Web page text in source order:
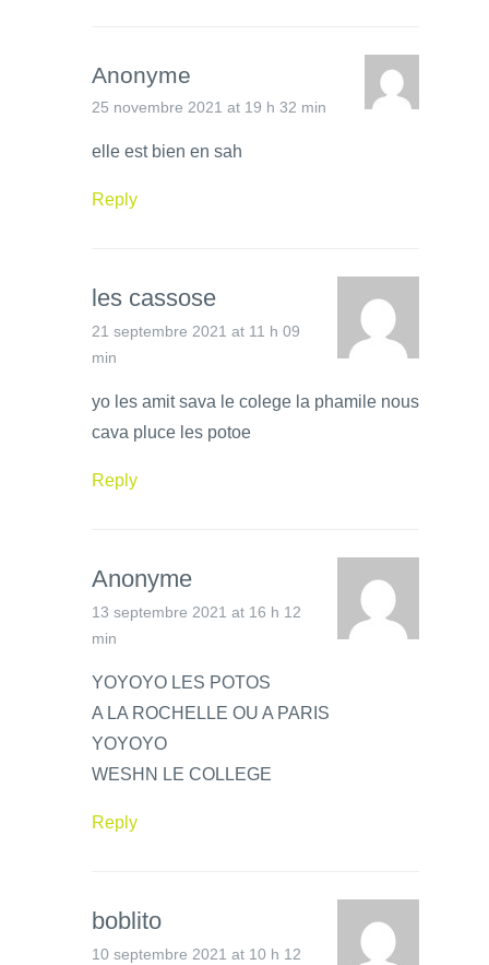
Anonyme
25 novembre 2021 at 19 h 32 min
elle est bien en sah
Reply
les cassose
21 septembre 2021 at 11 h 09
min
yo les amit sava le colege la phamile nous
cava pluce les potoe
Reply
Anonyme
13 septembre 2021 at 16 h 12
min
YOYOYO LES POTOS
A LA ROCHELLE OU A PARIS
YOYOYO
WESHN LE COLLEGE
Reply
boblito
10 septembre 2021 at 10 h 12